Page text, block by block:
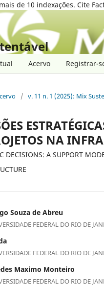
de 10 indexações. Cite
Acervo Registrar-
/ v. 11 n. 1 (2025): Mix
NA
DECISIONS: A SUPPORT
Souza de Abreu
FEDERAL DO RIO DE
FEDERAL DO RIO DE
Maximo Monteiro
FEDERAL DO RIO DE